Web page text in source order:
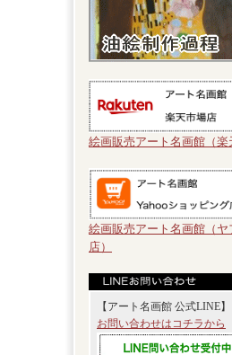
絵画販売アート名画館（楽
絵画販売アート名画館（ヤ
店）
【アート名画館 公式LINE】
お問い合わせはコチラから